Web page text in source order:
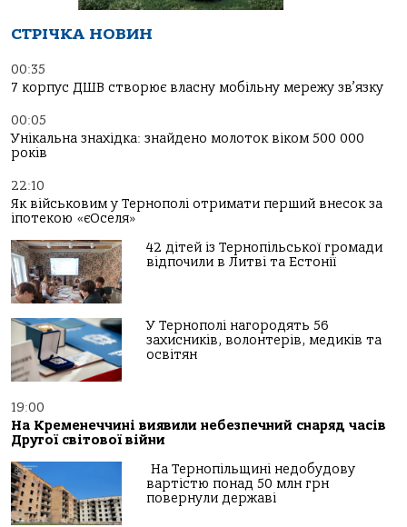
СТРІЧКА НОВИН
00:35
7 корпус ДШВ створює власну мобільну мережу зв’язку
00:05
Унікальна знахідка: знайдено молоток віком 500 000
років
22:10
Як військовим у Тернополі отримати перший внесок за
іпотекою «єОселя»
42 дітей із Тернопільської громади
відпочили в Литві та Естонії
У Тернополі нагородять 56
захисників, волонтерів, медиків та
освітян
19:00
На Кременеччині виявили небезпечний снаряд часів
Другої світової війни
На Тернопільщині недобудову
вартістю понад 50 млн грн
повернули державі